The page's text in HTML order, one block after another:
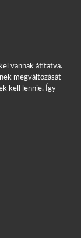
vannak átitatva.
megváltozását
kell lennie. Így